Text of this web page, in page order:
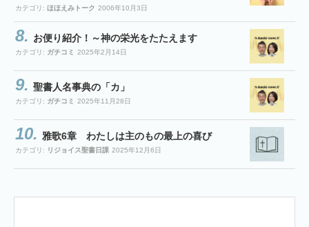
カテゴリ: ほほえみトーク 2006年10月3日
お便り紹介！～神の栄光をたたえます
カテゴリ: ガチコミ 2025年2月14日
聖書人名事典の「カ」
カテゴリ: ガチコミ 2025年11月28日
雅歌6章 わたしは主のもの最上の喜び
カテゴリ: リジョイス聖書日課 2025年12月6日